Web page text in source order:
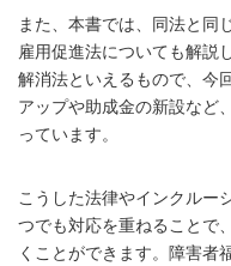
また、本書では、同法と同
雇用促進法についても解説
解消法といえるもので、今
アップや助成金の新設など
っています。
こうした法律やインクルー
つでも対応を重ねることで
くことができます。障害者